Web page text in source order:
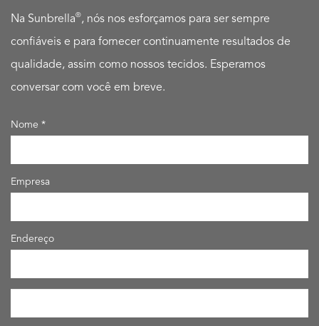
Na Sunbrella®, nós nos esforçamos para ser sempre
confiáveis e para fornecer continuamente resultados de
qualidade, assim como nossos tecidos. Esperamos
conversar com você em breve.
Nome
Empresa
Endereço